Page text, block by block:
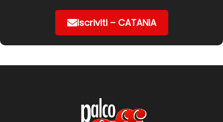
Iscriviti – CATANIA